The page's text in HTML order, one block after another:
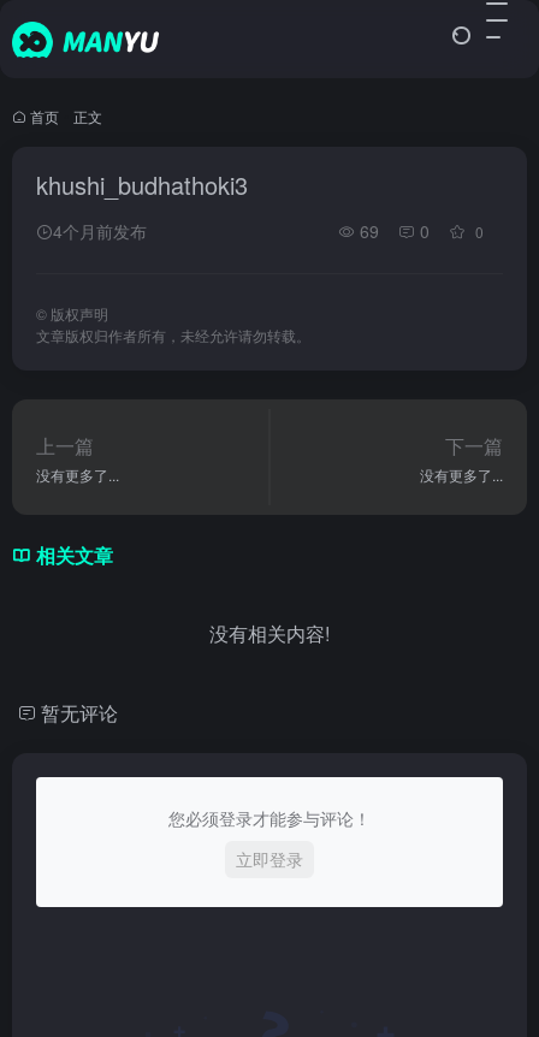
首页 正文
khushi_budhathoki3
4个月前发布 69 0 0
© 版权声明
文章版权归作者所有，未经允许请勿转载。
上一篇
没有更多了...
下一篇
没有更多了...
相关文章
没有相关内容!
暂无评论
您必须登录才能参与评论！
立即登录